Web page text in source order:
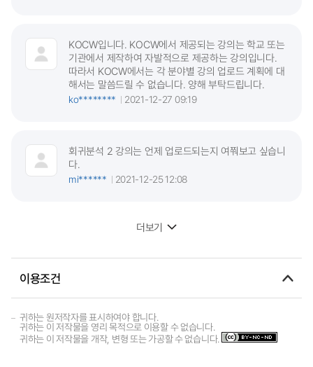
KOCW입니다. KOCW에서 제공되는 강의는 학교 또는
기관에서 제작하여 자발적으로 제공하는 강의입니다.
따라서 KOCW에서는 각 분야별 강의 업로드 계획에 대
해서는 말씀드릴 수 없습니다. 양해 부탁드립니다.
ko********
2021-12-27 09:19
회귀분석 2 강의는 언제 업로드되는지 여쭤보고 싶습니
다.
mi******
2021-12-25 12:08
더보기
이용조건
귀하는 원저작자를 표시하여야 합니다.
귀하는 이 저작물을 영리 목적으로 이용할 수 없습니다.
귀하는 이 저작물을 개작, 변형 또는 가공할 수 없습니다.